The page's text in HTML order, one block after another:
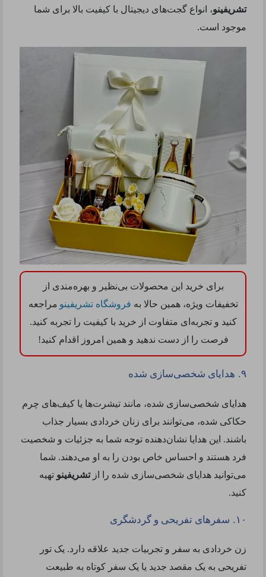
تشریفینو، انواع گجت‌های دیجیتال با کیفیت بالا برای شما
موجود است.
برای خرید این محصولات بی‌نظیر و بهره‌مندی از
تخفیفات ویژه، همین حالا به فروشگاه تشریفینو مراجعه
کنید و تجربه‌ای متفاوت از خرید با کیفیت را تجربه کنید.
فرصت را از دست ندهید و همین امروز اقدام کنید!
۹. هدایای شخصی‌سازی شده
هدایای شخصی‌سازی شده، مانند تیشرت‌ها یا کیف‌های چرم
حکاکی شده، می‌توانند برای زنان خردادی بسیار جذاب
باشند. این هدایا نشان‌دهنده توجه شما به جزئیات و شخصیت
فرد هستند و احساس خاص بودن را به او می‌دهند. شما
می‌توانید هدایای شخصی‌سازی شده را ازتشریفینو تهیه
کنید.
۱۰. سفرهای تفریحی و گردشگری
زن خردادی به سفر و تجربیات جدید علاقه دارد. یک تور
تفریحی به یک مقصد جدید یا یک سفر کوتاه به طبیعت